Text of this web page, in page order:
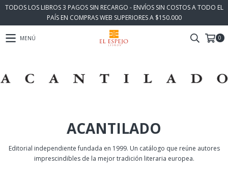
TODOS LOS LIBROS 3 PAGOS SIN RECARGO - ENVÍOS SIN COSTOS A TODO EL
PAÍS EN COMPRAS WEB SUPERIORES A $150.000
MENÚ 0
ACANTILADO
Editorial independiente fundada en 1999. Un catálogo que reúne autores
imprescindibles de la mejor tradición literaria europea.